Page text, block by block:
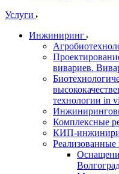
Услуги
Инжиниринг
вивариев.
технологии in
Комплексные
КИП-
Реализованные